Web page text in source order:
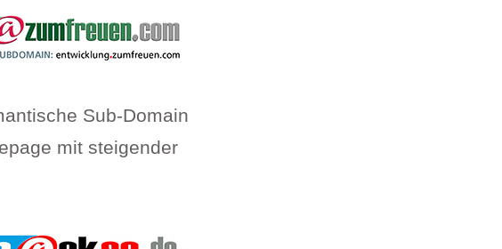
Sub-Domain
mit steigender